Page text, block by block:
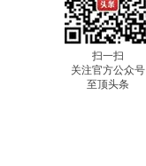
扫一扫
关注官方公众号
至顶头条